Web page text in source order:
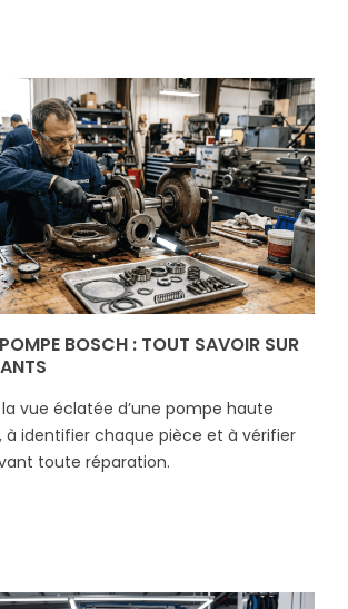
BOSCH : TOUT SAVOIR SUR
vue éclatée d’une pompe haute
à identifier chaque pièce et à vérifier
toute réparation.